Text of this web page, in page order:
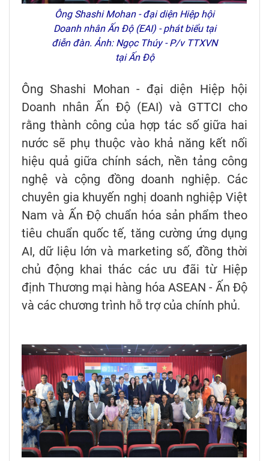
Ông Shashi Mohan - đại diện Hiệp hội
Doanh nhân Ấn Độ (EAI) - phát biểu tại
điễn đàn. Ảnh: Ngọc Thúy - P/v TTXVN
tại Ấn Độ
Ông Shashi Mohan - đại diện Hiệp hội
Doanh nhân Ấn Độ (EAI) và GTTCI cho
rằng thành công của hợp tác số giữa hai
nước sẽ phụ thuộc vào khả năng kết nối
hiệu quả giữa chính sách, nền tảng công
nghệ và cộng đồng doanh nghiệp. Các
chuyên gia khuyến nghị doanh nghiệp Việt
Nam và Ấn Độ chuẩn hóa sản phẩm theo
tiêu chuẩn quốc tế, tăng cường ứng dụng
AI, dữ liệu lớn và marketing số, đồng thời
chủ động khai thác các ưu đãi từ Hiệp
định Thương mại hàng hóa ASEAN - Ấn Độ
và các chương trình hỗ trợ của chính phủ.